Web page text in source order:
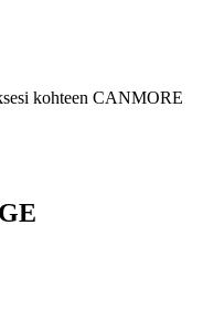
kohteen CANMORE